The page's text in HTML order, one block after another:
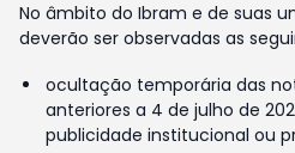
No âmbito do Ibram e de suas
deverão ser observadas as
ocultação temporária das
anteriores a 4 de julho de
publicidade institucional ou